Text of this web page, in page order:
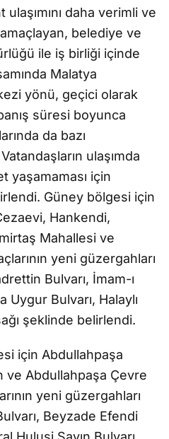
daha verimli ve
belediye ve
ile iş birliği içinde
Malatya
yönü, geçici olarak
süresi boyunca
da bazı
ulaşımda
yaşamaması için
Güney bölgesi için
Hankendi,
Mahallesi ve
yeni güzergahları
Bulvarı, İmam-ı
Bulvarı, Halaylı
şeklinde belirlendi.
için Abdullahpaşa
ve Abdullahpaşa Çevre
yeni güzergahları
Beyzade Efendi